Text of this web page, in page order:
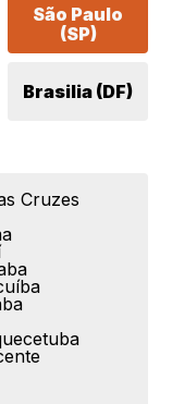
São Paulo
(SP)
Brasilia (DF)
Cruzes